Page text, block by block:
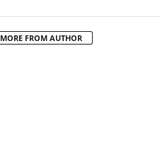
MORE FROM AUTHOR